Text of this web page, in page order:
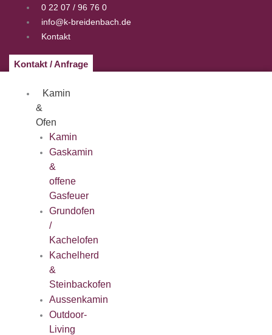
springen
0 22 07 / 96 76 0
info@k-breidenbach.de
Kontakt
Kontakt / Anfrage
Kamin
&
Ofen
Kamin
Gaskamin
&
offene
Gasfeuer
Grundofen
/
Kachelofen
Kachelherd
&
Steinbackofen
Aussenkamin
Outdoor-
Living